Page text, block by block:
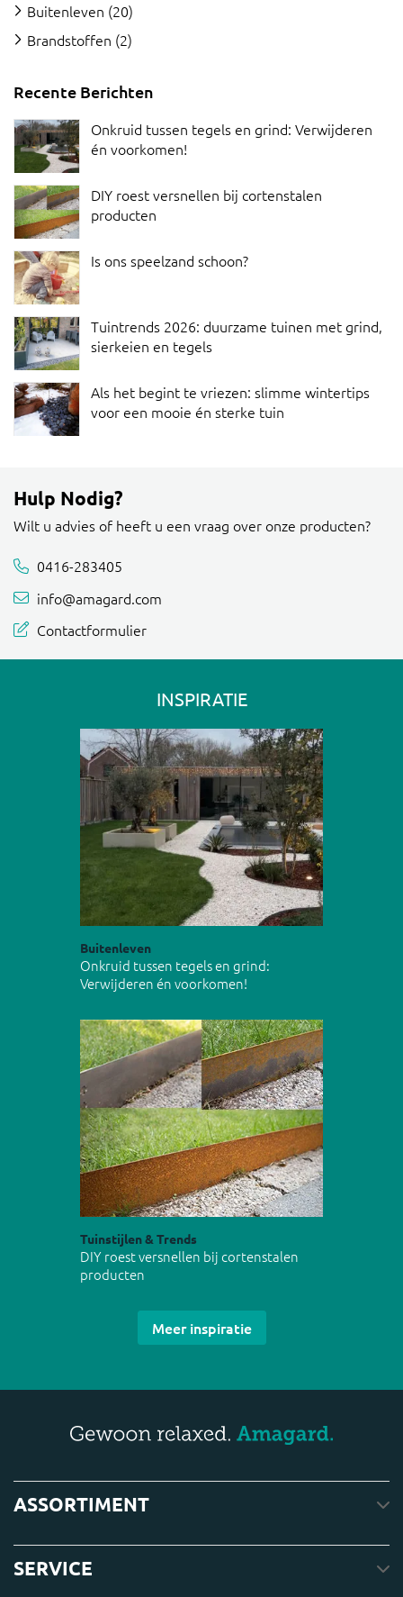
Buitenleven (20)
Brandstoffen (2)
Recente Berichten
Onkruid tussen tegels en grind: Verwijderen
én voorkomen!
DIY roest versnellen bij cortenstalen
producten
Is ons speelzand schoon?
Tuintrends 2026: duurzame tuinen met grind,
sierkeien en tegels
Als het begint te vriezen: slimme wintertips
voor een mooie én sterke tuin
Hulp Nodig?
Wilt u advies of heeft u een vraag over onze producten?
0416-283405
info@amagard.com
Contactformulier
INSPIRATIE
Buitenleven
Onkruid tussen tegels en grind:
Verwijderen én voorkomen!
Tuinstijlen & Trends
DIY roest versnellen bij cortenstalen
producten
Meer inspiratie
ASSORTIMENT
SERVICE